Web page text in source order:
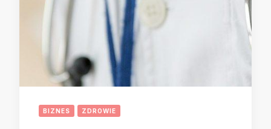
BIZNES ZDROWIE